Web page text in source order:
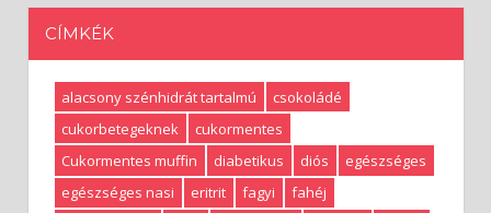
CÍMKÉK
alacsony szénhidrát tartalmú
csokoládé
cukorbetegeknek
cukormentes
Cukormentes muffin
diabetikus diós
egészséges
egészséges nasi
eritrit fagyi
fahéj